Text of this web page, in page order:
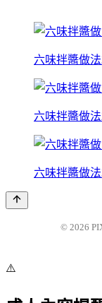
六味拌醬做
六味拌醬做
六味拌醬做
© 2026
⚠️